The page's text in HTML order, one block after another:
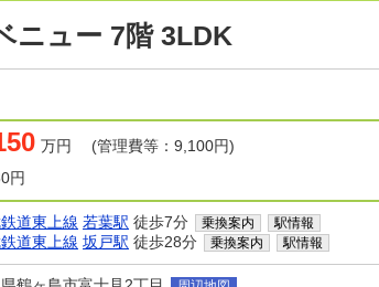
ュー 7階 3LDK
万円 (管理費等：9,100円)
円
道東上線 若葉駅 徒歩7分 乗換案内 駅情報
道東上線 坂戸駅 徒歩28分 乗換案内 駅情報